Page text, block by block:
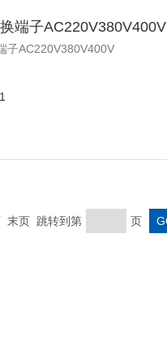
端子AC220V380V400V
子AC220V380V400V
末页 跳转到第 页